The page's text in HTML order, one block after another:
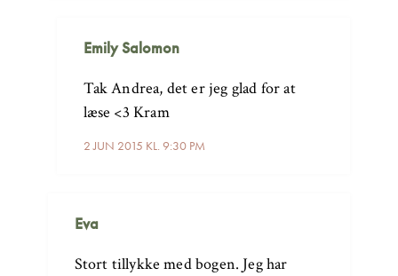
Emily Salomon
2 JUN 2015 KL. 9:30 PM
Tak Andrea, det er jeg glad for at
læse <3 Kram
Eva
Stort tillykke med bogen. Jeg har